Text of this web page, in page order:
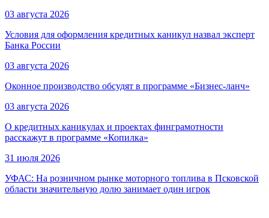
03 августа 2026
Условия для оформления кредитных каникул назвал эксперт
Банка России
03 августа 2026
Оконное производство обсудят в программе «Бизнес-ланч»
03 августа 2026
О кредитных каникулах и проектах финграмотности
расскажут в программе «Копилка»
31 июля 2026
УФАС: На розничном рынке моторного топлива в Псковской
области значительную долю занимает один игрок